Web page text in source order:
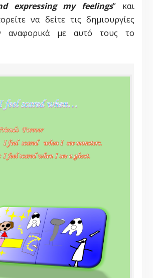
expressing my feelings” και
να δείτε τις δημιουργίες
αναφορικά με αυτό τους το